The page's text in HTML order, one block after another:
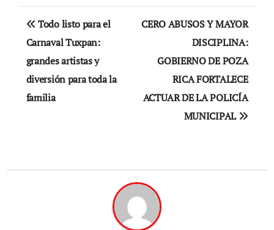
Navegación
de
entradas
Todo listo para el
Carnaval Tuxpan:
grandes artistas y
diversión para toda la
familia
CERO ABUSOS Y MAYOR
DISCIPLINA:
GOBIERNO DE POZA
RICA FORTALECE
ACTUAR DE LA POLICÍA
MUNICIPAL